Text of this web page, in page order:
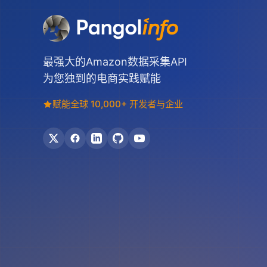
最强大的Amazon数据采集API
为您独到的电商实践赋能
赋能全球 10,000+ 开发者与企业